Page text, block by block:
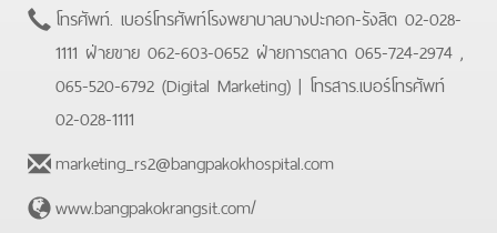
โทรศัพท์. เบอร์โทรศัพท์โรงพยาบาลบางปะกอก-รังสิต 02-028-
1111 ฝ่ายขาย 062-603-0652 ฝ่ายการตลาด 065-724-2974 ,
065-520-6792 (Digital Marketing) | โทรสาร.เบอร์โทรศัพท์
02-028-1111
marketing_rs2@bangpakokhospital.com
www.bangpakokrangsit.com/